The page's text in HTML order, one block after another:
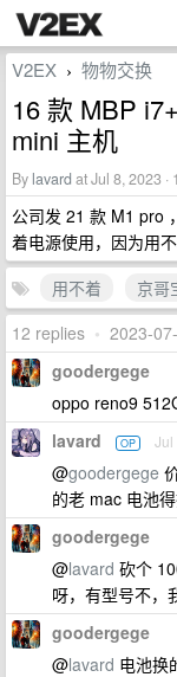
V2EX › 物物交换
16 款 MBP
mini 主机
By lavard at Jul 8, 2023 ·
公司发 21 款 M1 pro
着电源使用，因为用
用不着
京哥
12 replies • 2023-
goodergege
oppo reno9
lavard OP Jul
@goodergege
的老 mac 电池
goodergege
@lavard 砍个
呀，有型号不，
goodergege
@lavard 电池换